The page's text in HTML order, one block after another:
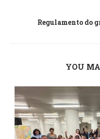
Regulamento do
YOU